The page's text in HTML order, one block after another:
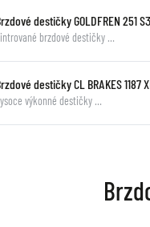
destičky GOLDFREN 251 S3
brzdové destičky …
destičky CL BRAKES 1187
výkonné destičky …